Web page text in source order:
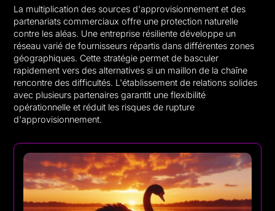
La multiplication des sources d'approvisionnement et des
partenariats commerciaux offre une protection naturelle
contre les aléas. Une entreprise résiliente développe un
réseau varié de fournisseurs répartis dans différentes zones
géographiques. Cette stratégie permet de basculer
rapidement vers des alternatives si un maillon de la chaîne
rencontre des difficultés. L'établissement de relations solides
avec plusieurs partenaires garantit une flexibilité
opérationnelle et réduit les risques de rupture
d'approvisionnement.